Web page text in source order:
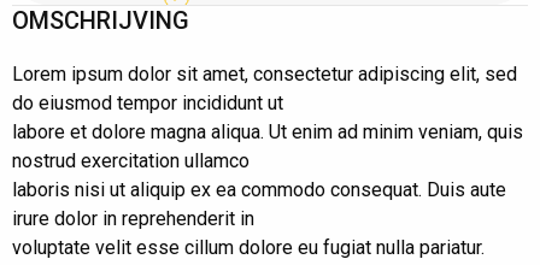
OMSCHRIJVING
Lorem ipsum dolor sit amet, consectetur adipiscing elit, sed
do eiusmod tempor incididunt ut
labore et dolore magna aliqua. Ut enim ad minim veniam, quis
nostrud exercitation ullamco
laboris nisi ut aliquip ex ea commodo consequat. Duis aute
irure dolor in reprehenderit in
voluptate velit esse cillum dolore eu fugiat nulla pariatur.